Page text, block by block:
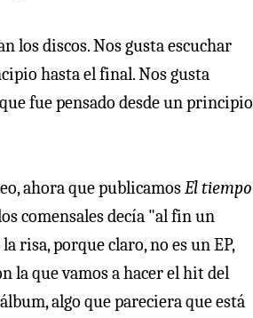
los discos. Nos gusta escuchar
hasta el final. Nos gusta
fue pensado desde un principio
ahora que publicamos El tiempo
comensales decía "al fin un
risa, porque claro, no es un EP,
la que vamos a hacer el hit del
algo que pareciera que está